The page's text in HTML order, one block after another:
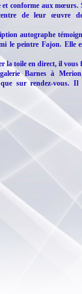
et conforme aux mœurs.
de leur œuvre
autographe
le peintre Fajon. Elle
la toile en direct, il
Barnes à
sur rendez-vous.